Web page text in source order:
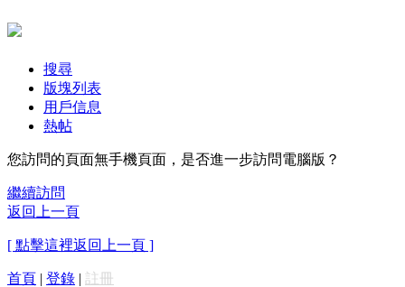
搜尋
版塊列表
用戶信息
熱帖
您訪問的頁面無手機頁面，是否進一步訪問電腦版？
繼續訪問
返回上一頁
[ 點擊這裡返回上一頁 ]
首頁 | 登錄 | 註冊